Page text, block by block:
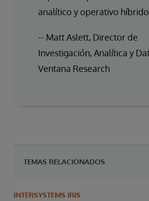
analítico y operativo
-- Matt Aslett, Director de
Investigación, Analítica y
Ventana Research
TEMAS RELACIONADOS
INTERSYSTEMS IRIS